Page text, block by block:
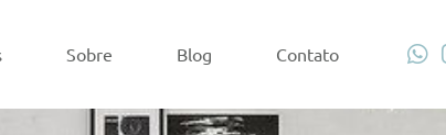
Sobre Blog Contato